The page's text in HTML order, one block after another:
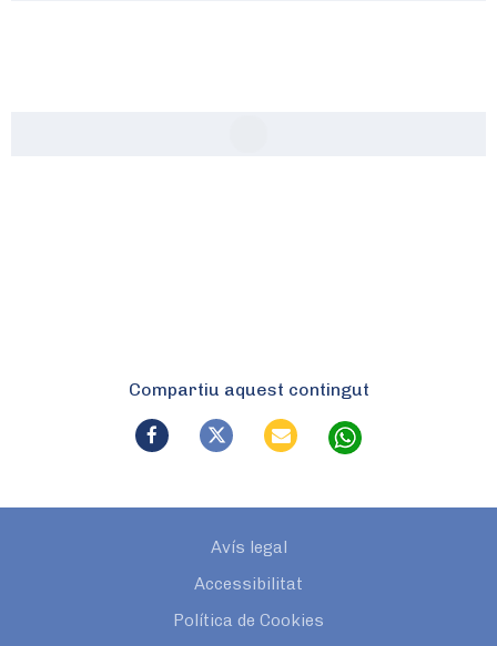
Compartiu aquest contingut
Avís legal
Accessibilitat
Política de Cookies